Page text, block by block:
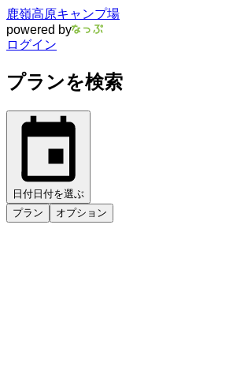
鹿嶺高原キャンプ場
powered by
ログイン
プランを検索
日付 日付を選ぶ
プラン
オプション